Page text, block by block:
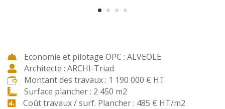
 Economie et pilotage OPC : ALVEOLE
 Architecte : ARCHI-Triad
 Montant des travaux : 1 190 000 € HT
 Surface plancher : 2 450 m2
 Coût travaux / surf. Plancher : 485 € HT/m2